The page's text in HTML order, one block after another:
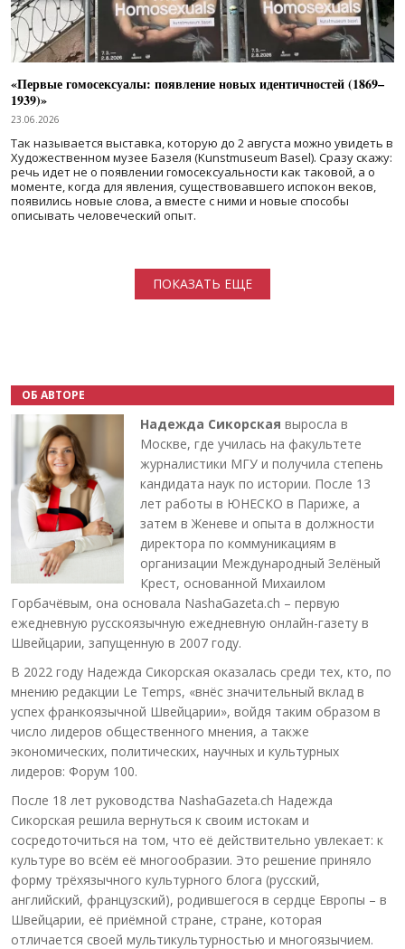
«Первые гомосексуалы: появление новых идентичностей (1869–
1939)»
23.06.2026
Так называется выставка, которую до 2 августа можно увидеть в
Художественном музее Базеля (Kunstmuseum Basel). Сразу скажу:
речь идет не о появлении гомосексуальности как таковой, а о
моменте, когда для явления, существовавшего испокон веков,
появились новые слова, а вместе с ними и новые способы
описывать человеческий опыт.
ПОКАЗАТЬ ЕЩЕ
ОБ АВТОРЕ
Надежда Сикорская выросла в
Москве, где училась на факультете
журналистики МГУ и получила степень
кандидата наук по истории. После 13
лет работы в ЮНЕСКО в Париже, а
затем в Женеве и опыта в должности
директора по коммуникациям в
организации Международный Зелёный
Крест, основанной Михаилом
Горбачёвым, она основала NashaGazeta.ch – первую
ежедневную русскоязычную ежедневную онлайн-газету в
Швейцарии, запущенную в 2007 году.
В 2022 году Надежда Сикорская оказалась среди тех, кто, по
мнению редакции Le Temps, «внёс значительный вклад в
успех франкоязычной Швейцарии», войдя таким образом в
число лидеров общественного мнения, а также
экономических, политических, научных и культурных
лидеров: Форум 100.
После 18 лет руководства NashaGazeta.ch Надежда
Сикорская решила вернуться к своим истокам и
сосредоточиться на том, что её действительно увлекает: к
культуре во всём её многообразии. Это решение приняло
форму трёхязычного культурного блога (русский,
английский, французский), родившегося в сердце Европы – в
Швейцарии, её приёмной стране, стране, которая
отличается своей мультикультурностью и многоязычием.